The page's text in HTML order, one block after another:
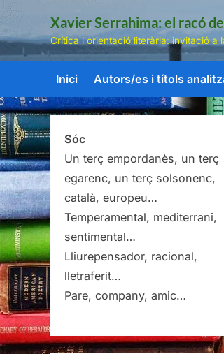
Skip
content
Xavier Serrahima: el racó
Crítica i orientació literària: invitació a
Inici Autors/es i títols
Sóc
Un terç empordanès, un terç
egarenc, un terç solsonenc,
català, europeu…
Temperamental, mediterrani,
sentimental…
Lliurepensador, racional,
lletraferit…
Pare, company, amic…